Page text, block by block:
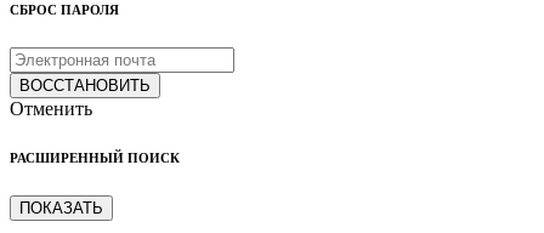
СБРОС ПАРОЛЯ
ВОССТАНОВИТЬ
Отменить
РАСШИРЕННЫЙ ПОИСК
ПОКАЗАТЬ